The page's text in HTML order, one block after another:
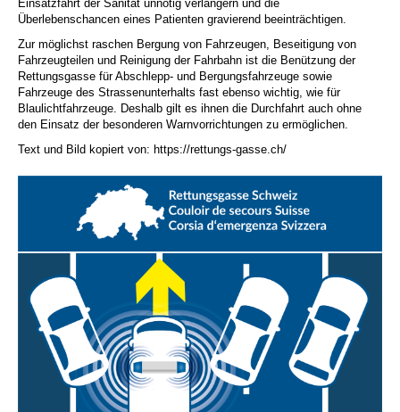
Einsatzfahrt der Sanität unnötig verlängern und die
Überlebenschancen eines Patienten gravierend beeinträchtigen.
Zur möglichst raschen Bergung von Fahrzeugen, Beseitigung von
Fahrzeugteilen und Reinigung der Fahrbahn ist die Benützung der
Rettungsgasse für Abschlepp- und Bergungsfahrzeuge sowie
Fahrzeuge des Strassenunterhalts fast ebenso wichtig, wie für
Blaulichtfahrzeuge. Deshalb gilt es ihnen die Durchfahrt auch ohne
den Einsatz der besonderen Warnvorrichtungen zu ermöglichen.
Text und Bild kopiert von: https://rettungs-gasse.ch/